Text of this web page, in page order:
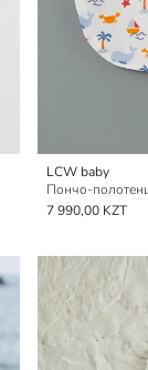
LCW baby
7 990,00 KZT